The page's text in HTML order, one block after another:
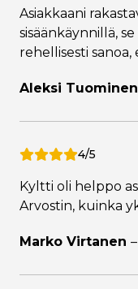
Asiakkaani
sisäänkäynnillä,
rehellisesti
Aleksi Tuominen
4/5
Kyltti oli helppo
Arvostin, kuinka
Marko Virtanen –